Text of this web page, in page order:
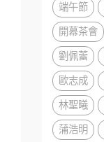
端午節
開幕茶會
劉佩蕾
歐志成
林聖曦
蒲浩明